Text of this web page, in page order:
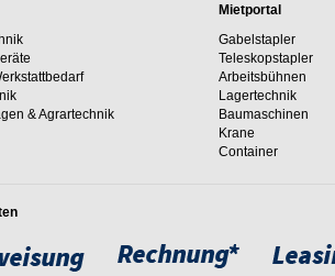
& Agrartechnik
Mietportal
Gabelstapler
Teleskopstapler
Arbeitsbühnen
Lagertechnik
Baumaschinen
Krane
Container